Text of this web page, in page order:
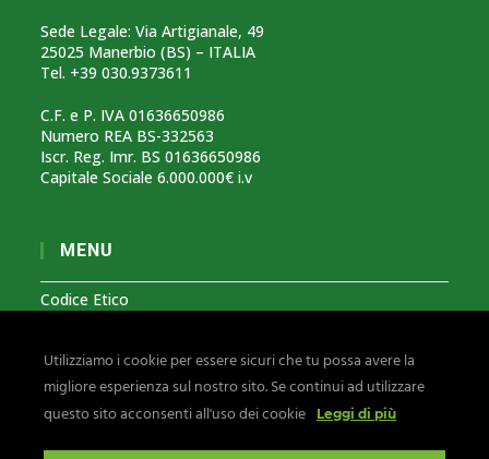
Sede Legale: Via Artigianale, 49
25025 Manerbio (BS) – ITALIA
Tel. +39 030.9373611
C.F. e P. IVA 01636650986
Numero REA BS-332563
Iscr. Reg. Imr. BS 01636650986
Capitale Sociale 6.000.000€ i.v
MENU
Codice Etico
Segnalazioni Whistleblowing
Privacy & Cookies
Seguici su:
Utilizziamo i cookie per essere sicuri che tu possa avere la
migliore esperienza sul nostro sito. Se continui ad utilizzare
questo sito acconsenti all'uso dei cookie
Leggi di più